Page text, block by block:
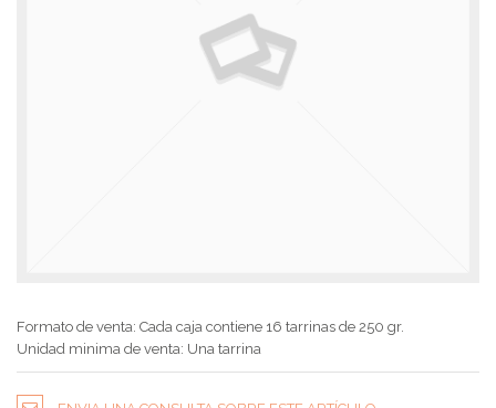
Formato de venta: Cada caja contiene 16 tarrinas de 250 gr.
Unidad minima de venta: Una tarrina